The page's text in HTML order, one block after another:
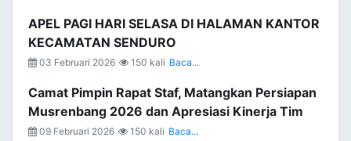
APEL PAGI HARI SELASA DI HALAMAN KANTOR
KECAMATAN SENDURO
03 Februari 2026 150 kali Baca...
Camat Pimpin Rapat Staf, Matangkan Persiapan
Musrenbang 2026 dan Apresiasi Kinerja Tim
09 Februari 2026 150 kali Baca...